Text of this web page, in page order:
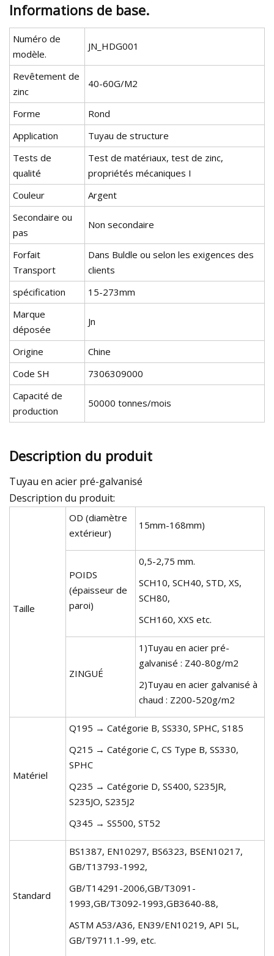
Informations de base.
Numéro de
modèle.
JN_HDG001
Revêtement de
zinc
40-60G/M2
Forme
Rond
Application
Tuyau de structure
Tests de
qualité
Test de matériaux, test de zinc,
propriétés mécaniques I
Couleur
Argent
Secondaire ou
pas
Non secondaire
Forfait
Transport
Dans Buldle ou selon les exigences des
clients
spécification
15-273mm
Marque
déposée
Jn
Origine
Chine
Code SH
7306309000
Capacité de
production
50000 tonnes/mois
Description du produit
Tuyau en acier pré-galvanisé
Description du produit:
Taille
OD (diamètre
extérieur)
15mm-168mm)
POIDS
(épaisseur de
paroi)
0,5-2,75 mm.
SCH10, SCH40, STD, XS,
SCH80,
SCH160, XXS etc.
ZINGUÉ
1)Tuyau en acier pré-
galvanisé : Z40-80g/m2
2)Tuyau en acier galvanisé à
chaud : Z200-520g/m2
Matériel
Q195 → Catégorie B, SS330, SPHC, S185
Q215 → Catégorie C, CS Type B, SS330,
SPHC
Q235 → Catégorie D, SS400, S235JR,
S235JO, S235J2
Q345 → SS500, ST52
Standard
BS1387, EN10297, BS6323, BSEN10217,
GB/T13793-1992,
GB/T14291-2006,GB/T3091-
1993,GB/T3092-1993,GB3640-88,
ASTM A53/A36, EN39/EN10219, API 5L,
GB/T9711.1-99, etc.